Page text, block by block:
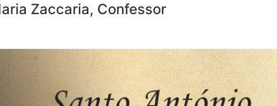
Zaccaria, Confessor